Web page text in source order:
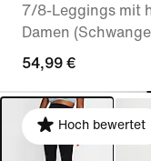
7/8-Leggings mit
Damen
54,99 €
Hoch bewertet